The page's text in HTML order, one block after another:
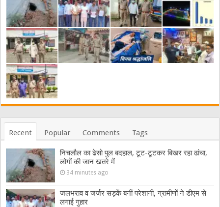
Recent Popular Comments Tags
निचलौल का ढेसो पुल बदहाल, टूट-टूटकर बिखर रहा ढांचा,
लोगों की जान खतरे में
34 minutes ago
जलभराव व जर्जर सड़कें बनीं परेशानी, ग्रामीणों ने डीएम से
लगाई गुहार